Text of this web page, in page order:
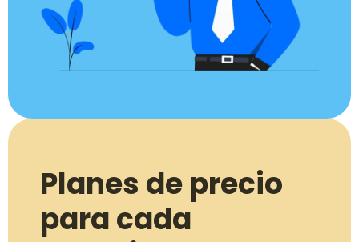
Planes de precio
para cada